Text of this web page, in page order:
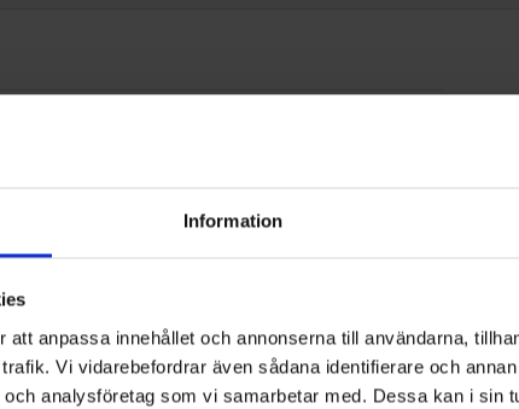
Information
att anpassa innehållet och annonserna till användarna,
Vi vidarebefordrar även sådana identifierare och
analysföretag som vi samarbetar med. Dessa kan i sin